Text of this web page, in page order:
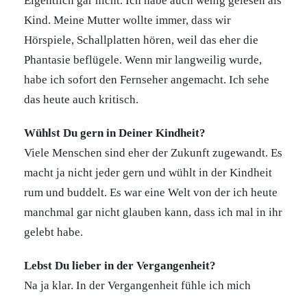
Kind. Meine Mutter wollte immer, dass wir
Hörspiele, Schallplatten hören, weil das eher die
Phantasie beflügele. Wenn mir langweilig wurde,
habe ich sofort den Fernseher angemacht. Ich sehe
das heute auch kritisch.
Wühlst Du gern in Deiner Kindheit?
Viele Menschen sind eher der Zukunft zugewandt. Es
macht ja nicht jeder gern und wühlt in der Kindheit
rum und buddelt. Es war eine Welt von der ich heute
manchmal gar nicht glauben kann, dass ich mal in ihr
gelebt habe.
Lebst Du lieber in der Vergangenheit?
Na ja klar. In der Vergangenheit fühle ich mich